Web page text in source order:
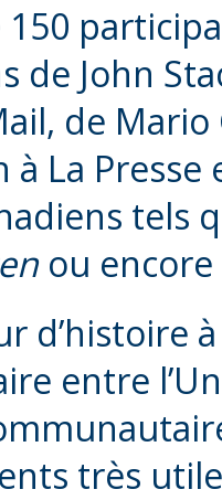
150
de John
de
à La
tels
ou encore
d’histoire
entre
très